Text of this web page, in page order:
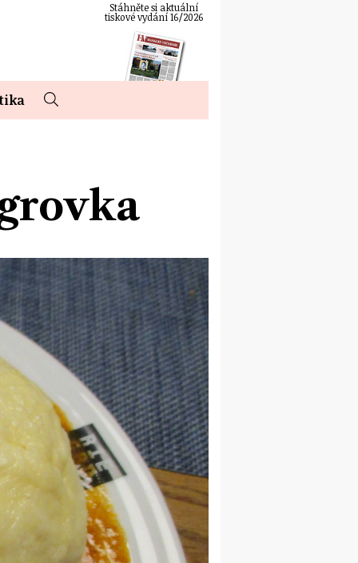
Stáhněte si aktuální
tiskové vydání 16/2026